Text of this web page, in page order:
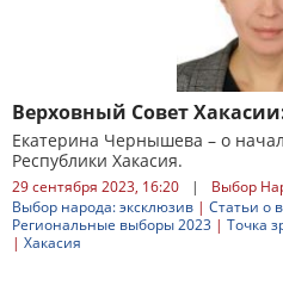
Верховный Совет
Екатерина Чернышева – о
Республики Хакасия.
29 сентября 2023, 16:20 |
Выбор
Выбор народа: эксклюзив | Статьи о
Региональные выборы 2023 | Точка
| Хакасия